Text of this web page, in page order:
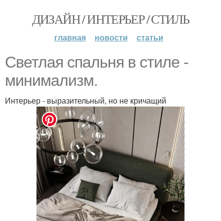
ДИЗАЙН / ИНТЕРЬЕР / СТИЛЬ
главная новости статьи
Светлая спальня в стиле -
минимализм.
Интерьер - выразительный, но не кричащий